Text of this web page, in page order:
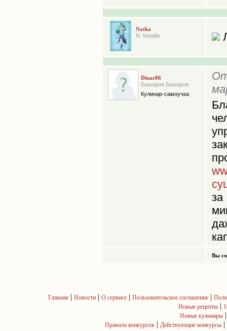
Natka
N. Natalia
Dinar86
Башаров Башаров
Кулинар-самоучка
Вы
Главная | Новости| О сервисе| Пользовательское соглашение|
Новые рецепты |
Новые кулинары
Правила конкурсов | Действующие конкурсы |